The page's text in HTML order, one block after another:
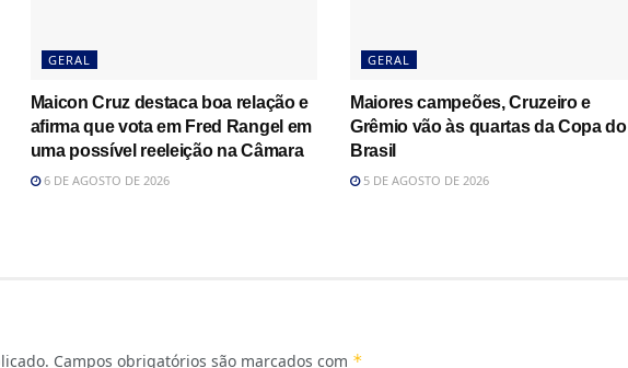
GERAL
Maicon Cruz destaca boa relação e
afirma que vota em Fred Rangel em
uma possível reeleição na Câmara
6 DE AGOSTO DE 2026
GERAL
Maiores campeões, Cruzeiro e
Grêmio vão às quartas da Copa do
Brasil
5 DE AGOSTO DE 2026
Campos obrigatórios são marcados com *